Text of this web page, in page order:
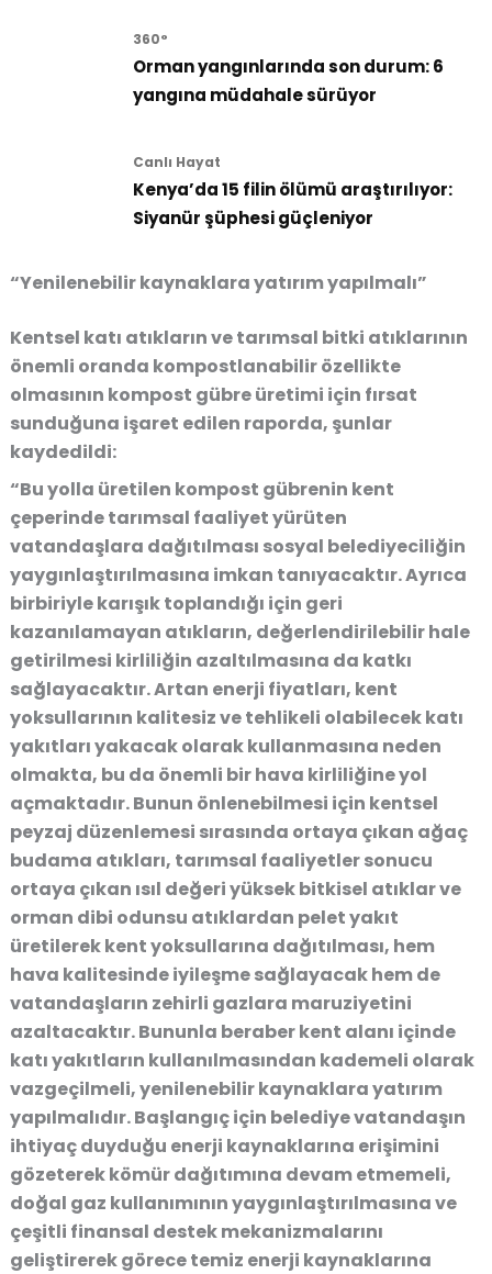
360°
Orman yangınlarında son durum: 6
yangına müdahale sürüyor
Canlı Hayat
Kenya’da 15 filin ölümü araştırılıyor:
Siyanür şüphesi güçleniyor
“Yenilenebilir kaynaklara yatırım yapılmalı”
Kentsel katı atıkların ve tarımsal bitki atıklarının
önemli oranda kompostlanabilir özellikte
olmasının kompost gübre üretimi için fırsat
sunduğuna işaret edilen raporda, şunlar
kaydedildi:
“Bu yolla üretilen kompost gübrenin kent
çeperinde tarımsal faaliyet yürüten
vatandaşlara dağıtılması sosyal belediyeciliğin
yaygınlaştırılmasına imkan tanıyacaktır. Ayrıca
birbiriyle karışık toplandığı için geri
kazanılamayan atıkların, değerlendirilebilir hale
getirilmesi kirliliğin azaltılmasına da katkı
sağlayacaktır. Artan enerji fiyatları, kent
yoksullarının kalitesiz ve tehlikeli olabilecek katı
yakıtları yakacak olarak kullanmasına neden
olmakta, bu da önemli bir hava kirliliğine yol
açmaktadır. Bunun önlenebilmesi için kentsel
peyzaj düzenlemesi sırasında ortaya çıkan ağaç
budama atıkları, tarımsal faaliyetler sonucu
ortaya çıkan ısıl değeri yüksek bitkisel atıklar ve
orman dibi odunsu atıklardan pelet yakıt
üretilerek kent yoksullarına dağıtılması, hem
hava kalitesinde iyileşme sağlayacak hem de
vatandaşların zehirli gazlara maruziyetini
azaltacaktır. Bununla beraber kent alanı içinde
katı yakıtların kullanılmasından kademeli olarak
vazgeçilmeli, yenilenebilir kaynaklara yatırım
yapılmalıdır. Başlangıç için belediye vatandaşın
ihtiyaç duyduğu enerji kaynaklarına erişimini
gözeterek kömür dağıtımına devam etmemeli,
doğal gaz kullanımının yaygınlaştırılmasına ve
çeşitli finansal destek mekanizmalarını
geliştirerek görece temiz enerji kaynaklarına